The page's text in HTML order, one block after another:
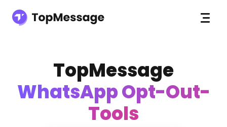
TopMessage
WhatsApp Opt-Out-
Tools